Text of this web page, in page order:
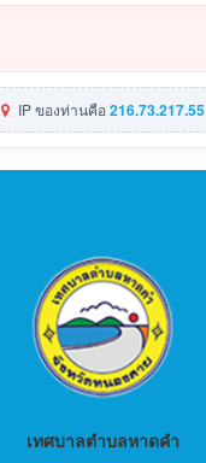
IP ของท่านคือ216.73.217.55
เทศบาลตำบลหาดคำ